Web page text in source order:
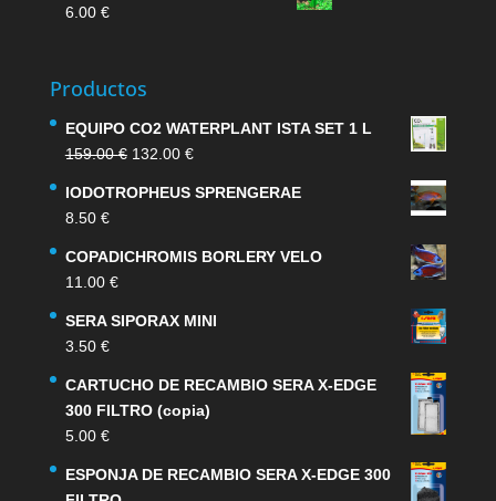
6.00 €
Productos
EQUIPO CO2 WATERPLANT ISTA SET 1 L
159.00€ El
original
159.00 €.
132.00 €El
actual
132.00 €.
IODOTROPHEUS SPRENGERAE
8.50 €
COPADICHROMIS BORLERY VELO
11.00 €
SERA SIPORAX MINI
3.50 €
CARTUCHO DE RECAMBIO SERA X-EDGE
300 FILTRO (copia)
5.00 €
ESPONJA DE RECAMBIO SERA X-EDGE 300